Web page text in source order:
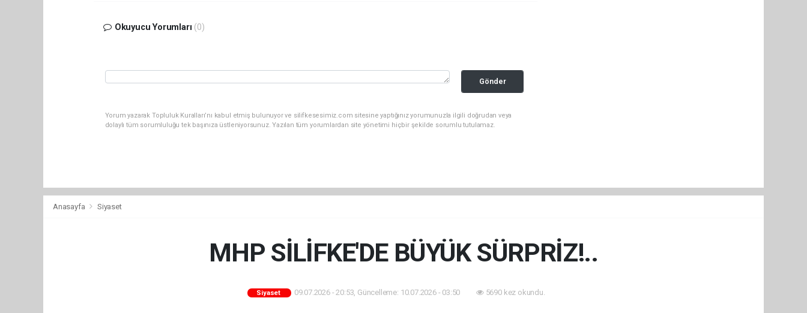
Okuyucu Yorumları (0)
Gönder
Yorum yazarak Topluluk Kuralları’nı kabul etmiş bulunuyor ve silifkesesimiz.com sitesine yaptığınız yorumunuzla ilgili doğrudan veya
dolaylı tüm sorumluluğu tek başınıza üstleniyorsunuz. Yazılan tüm yorumlardan site yönetimi hiçbir şekilde sorumlu tutulamaz.
Anasayfa Siyaset
MHP SİLİFKE'DE BÜYÜK SÜRPRİZ!..
Siyaset 09.07.2026 - 20:53, Güncelleme: 10.07.2026 - 03:50 5690 kez okundu.